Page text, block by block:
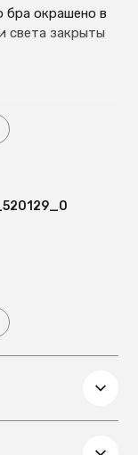
бра окрашено в
света закрыты